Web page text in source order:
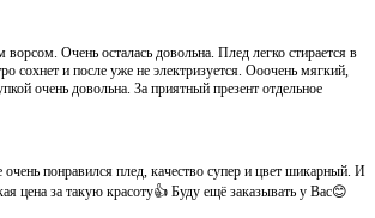
Очень осталась довольна. Плед легко стирается в
сохнет и после уже не электризуется. Ооочень мягкий,
очень довольна. За приятный презент отдельное
понравился плед, качество супер и цвет шикарный. И
цена за такую красоту👍 Буду ещё заказывать у Вас😊